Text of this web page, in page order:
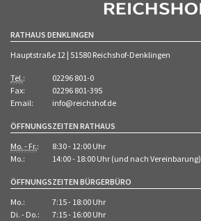
RATHAUS DENKLINGEN
Hauptstraße 12 | 51580 Reichshof-Denklingen
Tel.:
02296 801-0
Fax:
02296 801-395
Email:
info@reichshof.de
ÖFFNUNGSZEITEN RATHAUS
Mo. - Fr.:
8:30 - 12:00 Uhr
Mo.:
14:00 - 18:00 Uhr (und nach Vereinbarung)
ÖFFNUNGSZEITEN BÜRGERBÜRO
Mo.:
7:15 - 18:00 Uhr
Di. - Do.:
7:15 - 16:00 Uhr